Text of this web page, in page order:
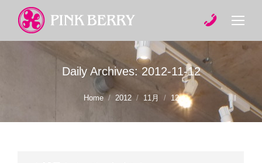
Daily Archives: 2012-11-12
Home 2012 11月 12